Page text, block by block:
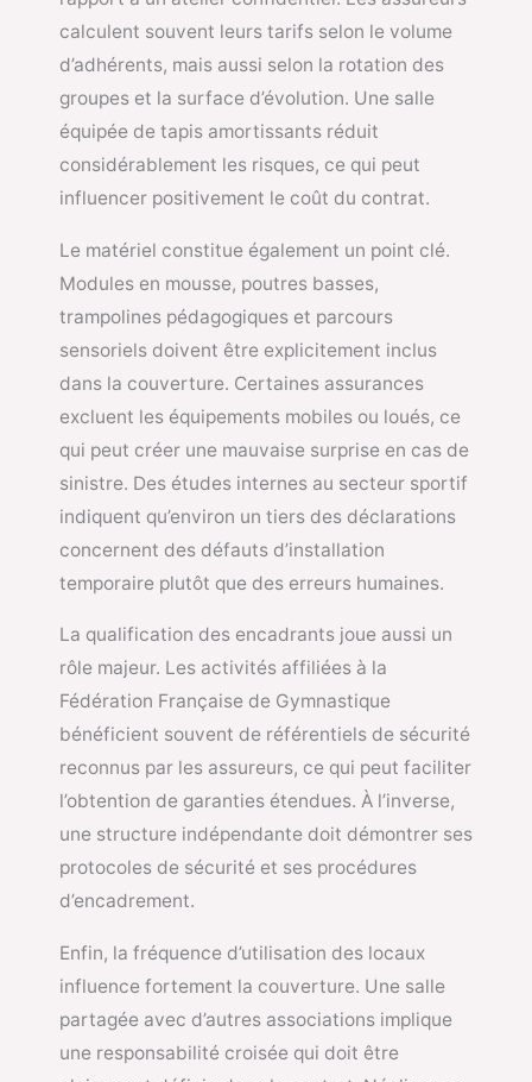
calculent souvent leurs tarifs selon le volume
d’adhérents, mais aussi selon la rotation des
groupes et la surface d’évolution. Une salle
équipée de tapis amortissants réduit
considérablement les risques, ce qui peut
influencer positivement le coût du contrat.
Le matériel constitue également un point clé.
Modules en mousse, poutres basses,
trampolines pédagogiques et parcours
sensoriels doivent être explicitement inclus
dans la couverture. Certaines assurances
excluent les équipements mobiles ou loués, ce
qui peut créer une mauvaise surprise en cas de
sinistre. Des études internes au secteur sportif
indiquent qu’environ un tiers des déclarations
concernent des défauts d’installation
temporaire plutôt que des erreurs humaines.
La qualification des encadrants joue aussi un
rôle majeur. Les activités affiliées à la
Fédération Française de Gymnastique
bénéficient souvent de référentiels de sécurité
reconnus par les assureurs, ce qui peut faciliter
l’obtention de garanties étendues. À l’inverse,
une structure indépendante doit démontrer ses
protocoles de sécurité et ses procédures
d’encadrement.
Enfin, la fréquence d’utilisation des locaux
influence fortement la couverture. Une salle
partagée avec d’autres associations implique
une responsabilité croisée qui doit être